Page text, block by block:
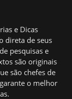
e Dicas
direta de seus
pesquisas e
são originais
são chefes de
o melhor